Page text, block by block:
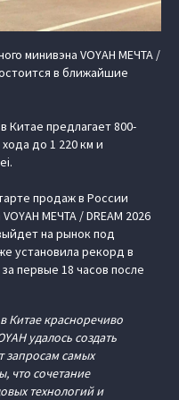
минивэна VOYAH МЕЧТА /
в ближайшие
Китае предлагает 800-
до 1 220 км и
продаж в России
МЕЧТА / DREAM 2026
на рынок под
установила рекорд в
первые 18 часов после
Китае красноречиво
удалось создать
запросам самых
что сочетание
технологий и